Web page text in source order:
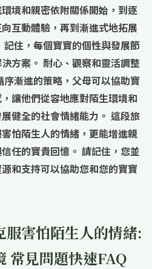
境和親密依附關係開始，到逐
互動體驗，再到漸進式地拓展
住，每個寶寶的個性與發展節
方案。 耐心、觀察和靈活調整
漸進的策略，父母可以協助寶
讓他們從容地應對陌生環境和
健全的社會情緒能力。 這段旅
怕陌生人的情緒，更能增進親
任的寶貴回憶。 請記住，您並
和支持可以協助您和您的寶寶
服害怕陌生人的情緒:
常見問題快速FAQ